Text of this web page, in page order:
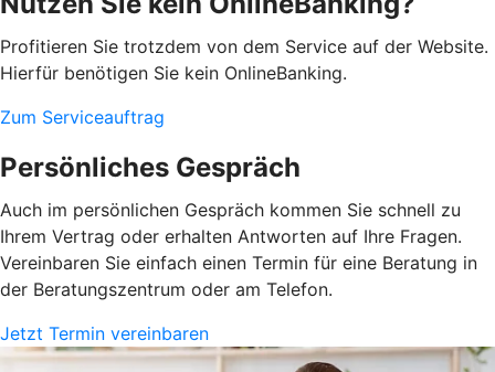
Profitieren Sie trotzdem von dem Service auf der Website.
Hierfür benötigen Sie kein OnlineBanking.
Zum Serviceauftrag
Persönliches Gespräch
Auch im persönlichen Gespräch kommen Sie schnell zu
Ihrem Vertrag oder erhalten Antworten auf Ihre Fragen.
Vereinbaren Sie einfach einen Termin für eine Beratung in
der Beratungszentrum oder am Telefon.
Jetzt Termin vereinbaren